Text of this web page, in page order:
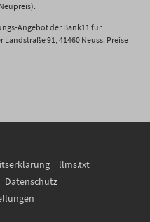
Angebot der Bank11 für
91, 41460 Neuss. Preise
llms.txt
Datenschutz